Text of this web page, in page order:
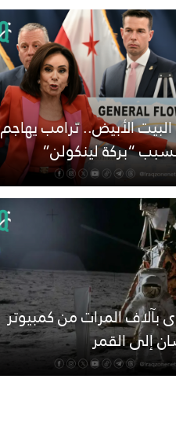
الأبيض.. ترامب يهاجم
“بركة لينكولن”
بآلاف المرات من كمبيوتر
إلى القمر